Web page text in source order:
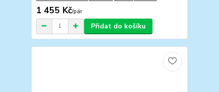
1 455 Kč/pár
Přidat do košíku